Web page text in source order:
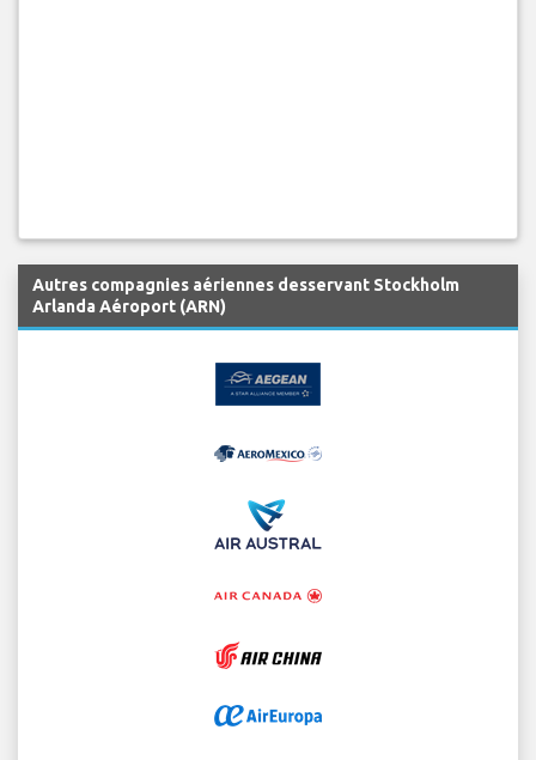
Autres compagnies aériennes desservant Stockholm
Arlanda Aéroport (ARN)